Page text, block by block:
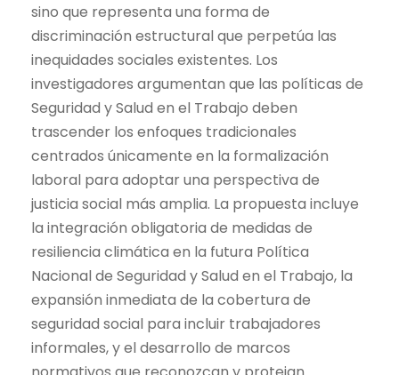
sino que representa una forma de
discriminación estructural que perpetúa las
inequidades sociales existentes. Los
investigadores argumentan que las políticas de
Seguridad y Salud en el Trabajo deben
trascender los enfoques tradicionales
centrados únicamente en la formalización
laboral para adoptar una perspectiva de
justicia social más amplia. La propuesta incluye
la integración obligatoria de medidas de
resiliencia climática en la futura Política
Nacional de Seguridad y Salud en el Trabajo, la
expansión inmediata de la cobertura de
seguridad social para incluir trabajadores
informales, y el desarrollo de marcos